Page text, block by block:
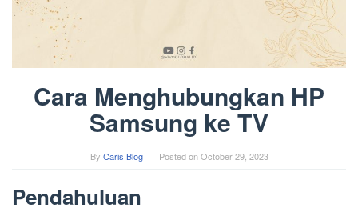
Cara Menghubungkan HP
Samsung ke TV
By Caris Blog Posted onOctober 29, 2023
Pendahuluan